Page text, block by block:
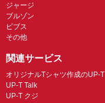
ジャージ
ブルゾン
ビブス
その他
関連サービス
オリジナルTシャツ作成のUP-T
UP-T Talk
UP-T クジ